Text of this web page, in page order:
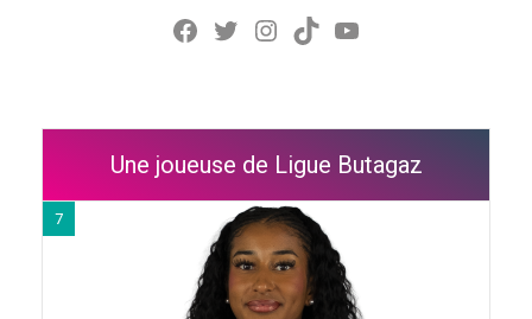
Facebook
Twitter
Instagram
TikTokYouTube
Une joueuse de Ligue Butagaz
7